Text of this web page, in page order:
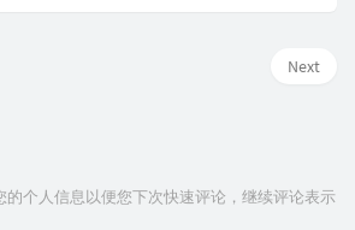
Next
的个人信息以便您下次快速评论，继续评论表示